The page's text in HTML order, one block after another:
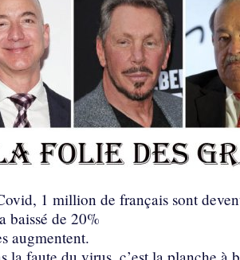
1 million de français sont
baissé de 20%
augmentent.